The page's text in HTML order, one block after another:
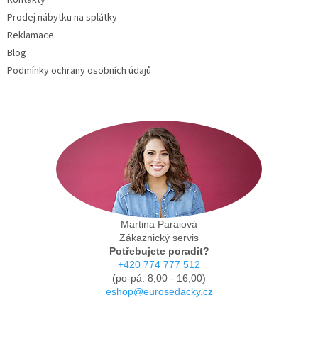
Prodej nábytku na splátky
Reklamace
Blog
Podmínky ochrany osobních údajů
Martina Paraiová
Zákaznický servis
Potřebujete poradit?
+420 774 777 512
(po-pá: 8,00 - 16,00)
eshop@eurosedacky.cz